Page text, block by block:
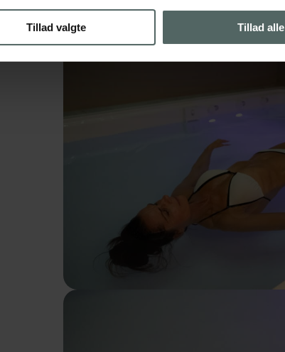
Tillad valgte Tillad alle